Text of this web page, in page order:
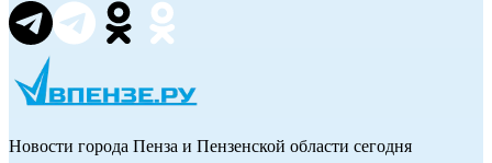
Новости города Пенза и Пензенской области сегодня